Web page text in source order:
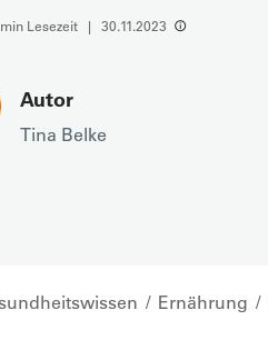
Lesezeit | 30.11.2023
Autor
Tina Belke
Ernährung